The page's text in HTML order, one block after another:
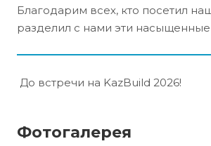
Благодарим всех, кто посетил
разделил с нами эти
До встречи на KazBuild 2026!
Фотогалерея